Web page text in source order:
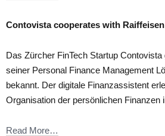
Contovista cooperates with Raiffeisen
Das Zürcher FinTech Startup Contovista
seiner Personal Finance Management
bekannt. Der digitale Finanzassistent
Organisation der persönlichen Finanzen
Read More…